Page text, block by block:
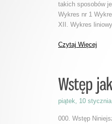
takich sposobów
Wykres nr 1
XII. Wykres
Czytaj Więcej
piątek, 10
000. Wstęp